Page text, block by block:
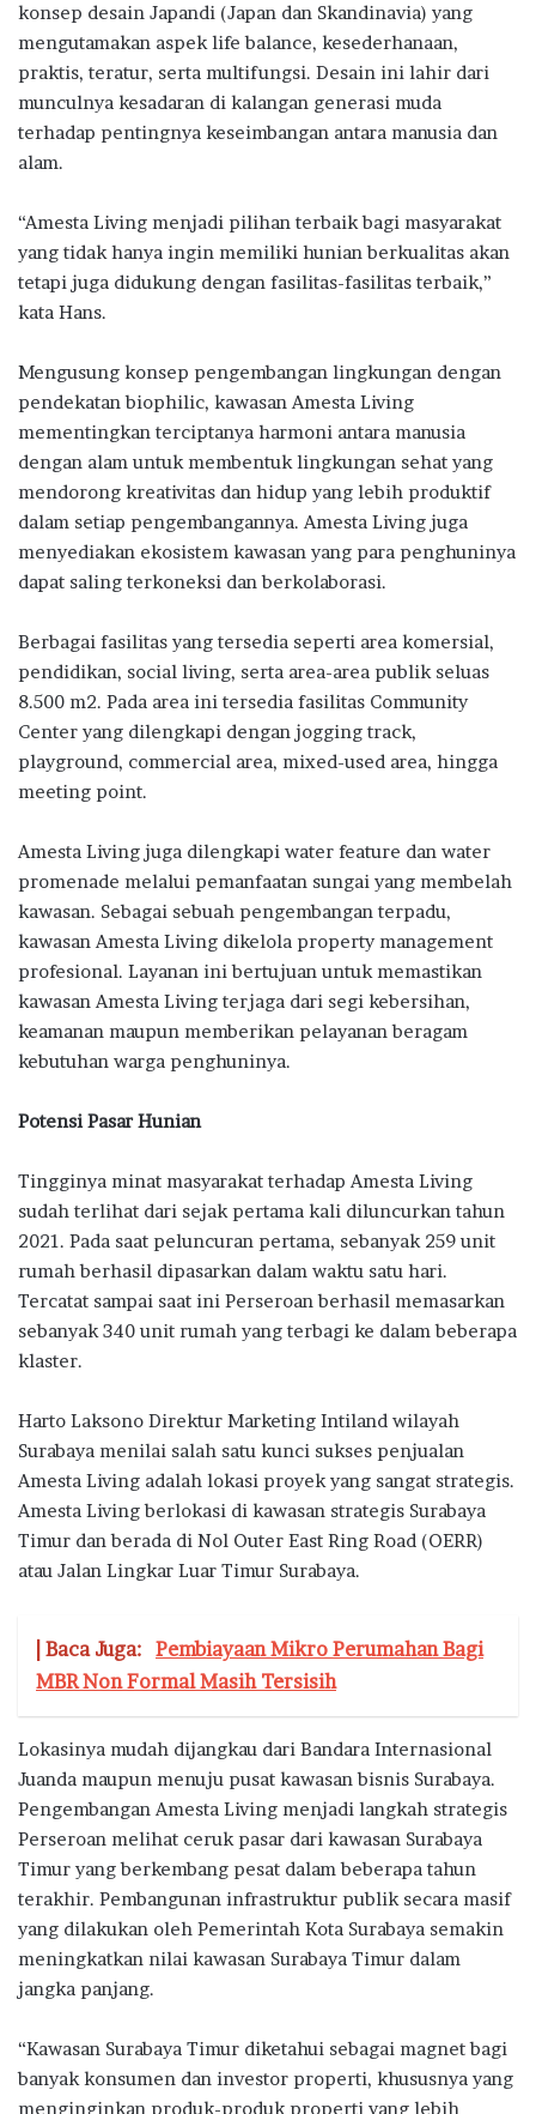
konsep desain Japandi (Japan dan Skandinavia) yang
mengutamakan aspek life balance, kesederhanaan,
praktis, teratur, serta multifungsi. Desain ini lahir dari
munculnya kesadaran di kalangan generasi muda
terhadap pentingnya keseimbangan antara manusia dan
alam.
“Amesta Living menjadi pilihan terbaik bagi masyarakat
yang tidak hanya ingin memiliki hunian berkualitas akan
tetapi juga didukung dengan fasilitas-fasilitas terbaik,”
kata Hans.
Mengusung konsep pengembangan lingkungan dengan
pendekatan biophilic, kawasan Amesta Living
mementingkan terciptanya harmoni antara manusia
dengan alam untuk membentuk lingkungan sehat yang
mendorong kreativitas dan hidup yang lebih produktif
dalam setiap pengembangannya. Amesta Living juga
menyediakan ekosistem kawasan yang para penghuninya
dapat saling terkoneksi dan berkolaborasi.
Berbagai fasilitas yang tersedia seperti area komersial,
pendidikan, social living, serta area-area publik seluas
8.500 m2. Pada area ini tersedia fasilitas Community
Center yang dilengkapi dengan jogging track,
playground, commercial area, mixed-used area, hingga
meeting point.
Amesta Living juga dilengkapi water feature dan water
promenade melalui pemanfaatan sungai yang membelah
kawasan. Sebagai sebuah pengembangan terpadu,
kawasan Amesta Living dikelola property management
profesional. Layanan ini bertujuan untuk memastikan
kawasan Amesta Living terjaga dari segi kebersihan,
keamanan maupun memberikan pelayanan beragam
kebutuhan warga penghuninya.
Potensi Pasar Hunian
Tingginya minat masyarakat terhadap Amesta Living
sudah terlihat dari sejak pertama kali diluncurkan tahun
2021. Pada saat peluncuran pertama, sebanyak 259 unit
rumah berhasil dipasarkan dalam waktu satu hari.
Tercatat sampai saat ini Perseroan berhasil memasarkan
sebanyak 340 unit rumah yang terbagi ke dalam beberapa
klaster.
Harto Laksono Direktur Marketing Intiland wilayah
Surabaya menilai salah satu kunci sukses penjualan
Amesta Living adalah lokasi proyek yang sangat strategis.
Amesta Living berlokasi di kawasan strategis Surabaya
Timur dan berada di Nol Outer East Ring Road (OERR)
atau Jalan Lingkar Luar Timur Surabaya.
| Baca Juga: Pembiayaan Mikro Perumahan Bagi
MBR Non Formal Masih Tersisih
Lokasinya mudah dijangkau dari Bandara Internasional
Juanda maupun menuju pusat kawasan bisnis Surabaya.
Pengembangan Amesta Living menjadi langkah strategis
Perseroan melihat ceruk pasar dari kawasan Surabaya
Timur yang berkembang pesat dalam beberapa tahun
terakhir. Pembangunan infrastruktur publik secara masif
yang dilakukan oleh Pemerintah Kota Surabaya semakin
meningkatkan nilai kawasan Surabaya Timur dalam
jangka panjang.
“Kawasan Surabaya Timur diketahui sebagai magnet bagi
banyak konsumen dan investor properti, khususnya yang
menginginkan produk-produk properti yang lebih